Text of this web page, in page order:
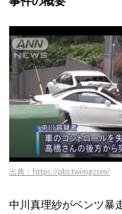
出典：https://pbs.twimg.com/
中川真理紗がベンツ暴